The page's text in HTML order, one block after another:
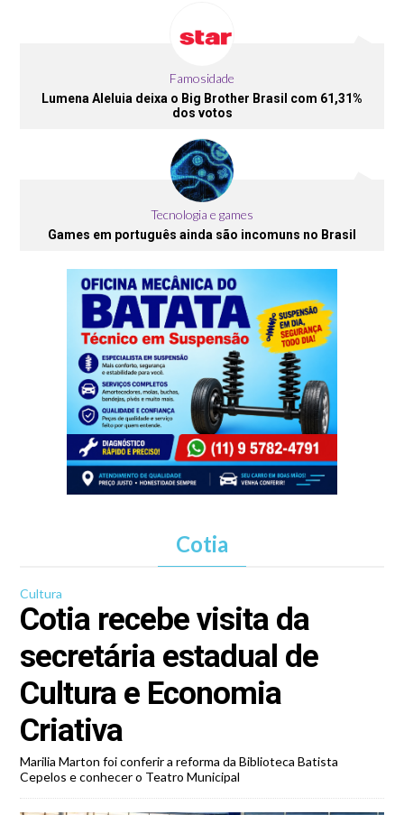
Famosidade
Lumena Aleluia deixa o Big Brother Brasil com 61,31%
dos votos
Tecnologia e games
Games em português ainda são incomuns no Brasil
Cotia
Cultura
Cotia recebe visita da
secretária estadual de
Cultura e Economia
Criativa
Marilia Marton foi conferir a reforma da Biblioteca Batista
Cepelos e conhecer o Teatro Municipal